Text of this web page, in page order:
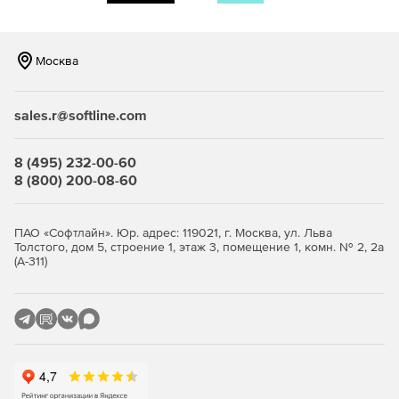
пакета.
От бюджетирования и отслеживания расходов до
электронные таблицы или другие более мощные
инструменты, как Charting, помогут превратить данные в
MobiSlides
Создание профессиональных презентаций с помощью
Доступные тарифы
Москва
sales.r@softline.com
8 (495) 232-00-60
8 (800) 200-08-60
ПАО «Софтлайн». Юр. адрес: 119021, г. Москва, ул. Льва
Толстого, дом 5, строение 1, этаж 3, помещение 1, комн. № 2, 2а
(А-311)